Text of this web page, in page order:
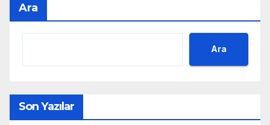
Ara
Ara
Son Yazılar